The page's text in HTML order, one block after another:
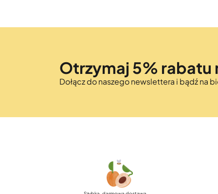
Otrzymaj 5% rabatu
Dołącz do naszego newslettera i bądź na